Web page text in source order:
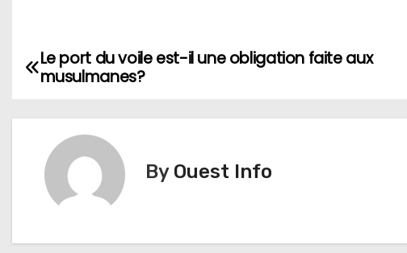
NLe port du voile est-il une obligation faite aux
musulmanes?
By Ouest Info